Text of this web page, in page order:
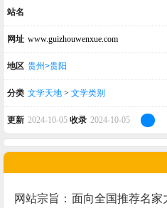
站名
网址 www.guizhouwenxue.com
地区 贵州>贵阳
分类 文学天地 > 文学类别
更新 2024-10-05 收录 2024-10-05
网站宗旨：面向全国推荐名